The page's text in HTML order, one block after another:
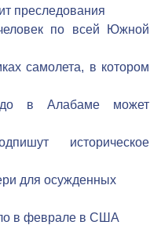
преследования
по всей Южной
самолета, в котором
в Алабаме может
историческое
для осужденных
в феврале в США